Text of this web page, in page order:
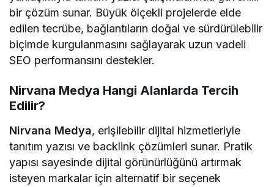
bir çözüm sunar. Büyük ölçekli projelerde elde
edilen tecrübe, bağlantıların doğal ve sürdürülebilir
biçimde kurgulanmasını sağlayarak uzun vadeli
SEO performansını destekler.
Nirvana Medya Hangi Alanlarda Tercih
Edilir?
Nirvana Medya, erişilebilir dijital hizmetleriyle
tanıtım yazısı ve backlink çözümleri sunar. Pratik
yapısı sayesinde dijital görünürlüğünü artırmak
isteyen markalar için alternatif bir seçenek